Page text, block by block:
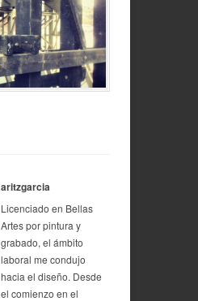
aritzgarcia
Licenciado en Bellas
Artes por pintura y
grabado, el ámbito
laboral me condujo
hacia el diseño. Desde
el comienzo en el